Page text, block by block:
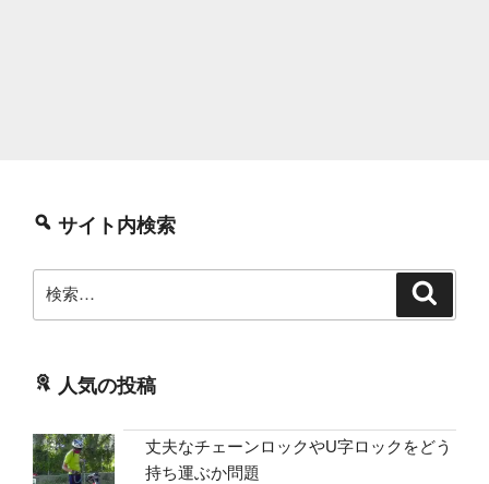
サイト内検索
索:
人気の投稿
丈夫なチェーンロックやU字ロックをどう
持ち運ぶか問題